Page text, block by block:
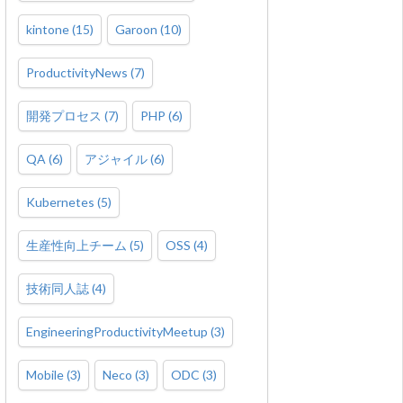
kintone(15) Garoon (10)
ProductivityNews (7)
開発プロセス (7) PHP (6)
QA (6) アジャイル(6)
Kubernetes (5)
生産性向上チーム (5) OSS (4)
技術同人誌(4)
EngineeringProductivityMeetup (3)
Mobile(3) Neco (3) ODC (3)